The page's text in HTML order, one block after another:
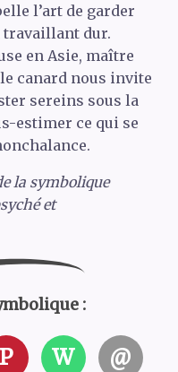
l’art de garder
travaillant dur.
en Asie, maître
canard nous invite
sereins sous la
estimer ce qui se
la symbolique
et
:
P W @